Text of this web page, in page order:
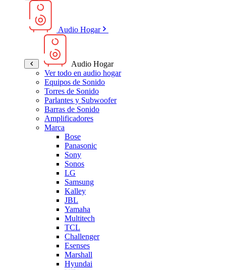
Audio Hogar
Audio Hogar
Ver todo en audio hogar
Equipos de Sonido
Torres de Sonido
Parlantes y Subwoofer
Barras de Sonido
Amplificadores
Marca
Bose
Panasonic
Sony
Sonos
LG
Samsung
Kalley
JBL
Yamaha
Multitech
TCL
Challenger
Esenses
Marshall
Hyundai